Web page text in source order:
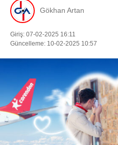
Gökhan Artan
Giriş: 07-02-2025 16:11
Güncelleme: 10-02-2025 10:57